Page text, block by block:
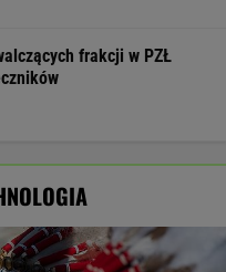
frakcji w PZŁ